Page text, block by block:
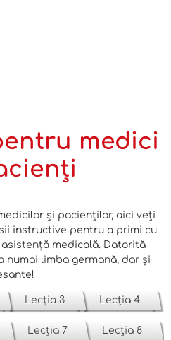
medici
și pacienților, aici veți
instructive pentru a primi cu
medicală. Datorită
numai limba germană, dar și
Lecția 3 Lecția 4
Lecția 7 Lecția 8